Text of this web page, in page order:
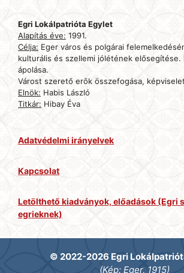
Egri Lokálpatrióta Egylet
Alapítás éve: 1991.
Célja: Eger város és polgárai
kulturális és szellemi jólétének elősegítése.
ápolása.
Várost szerető erők összefogása,
Elnök: Habis László
Titkár: Hibay Éva
Adatvédelmi irányelvek
Kapcsolat
Letölthető kiadványok, előadások (Egri
egrieknek)
© 2022-2026 Egri
(Kép: Eger, 1915)